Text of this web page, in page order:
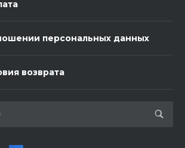
персональных данных
возврата